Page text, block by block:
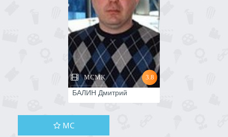
Ставший традиционным в Тюмени Чемпионат,
проходящий с 2000х годов на различных площадках
города с твердым покрытием. Дружный коллектив,
комфортное общение, интересная конфигурация тр...
МСМК 3.8
БАЛИН Дмитрий
МС